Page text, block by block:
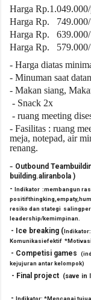
Harga Rp.1.049
Harga Rp. 749.000/
Harga Rp. 639.000/
Harga Rp. 579.000/
- Harga diatas
- Minuman saat
- Makan siang,
- Snack 2x
- ruang meeting
- Fasilitas : ruang
meja, notepad, air
renang.
- Outbound
bui ld ing.al i
-
Indikator :membangun
resiko dan stategi
- Ice breaking (
Komunikasiefektif
- Competisi games
kejujuran antar kelompok)
- Final project (save in